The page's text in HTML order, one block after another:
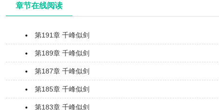
章节在线阅读
第191章 千峰似剑
第189章 千峰似剑
第187章 千峰似剑
第185章 千峰似剑
第183章 千峰似剑